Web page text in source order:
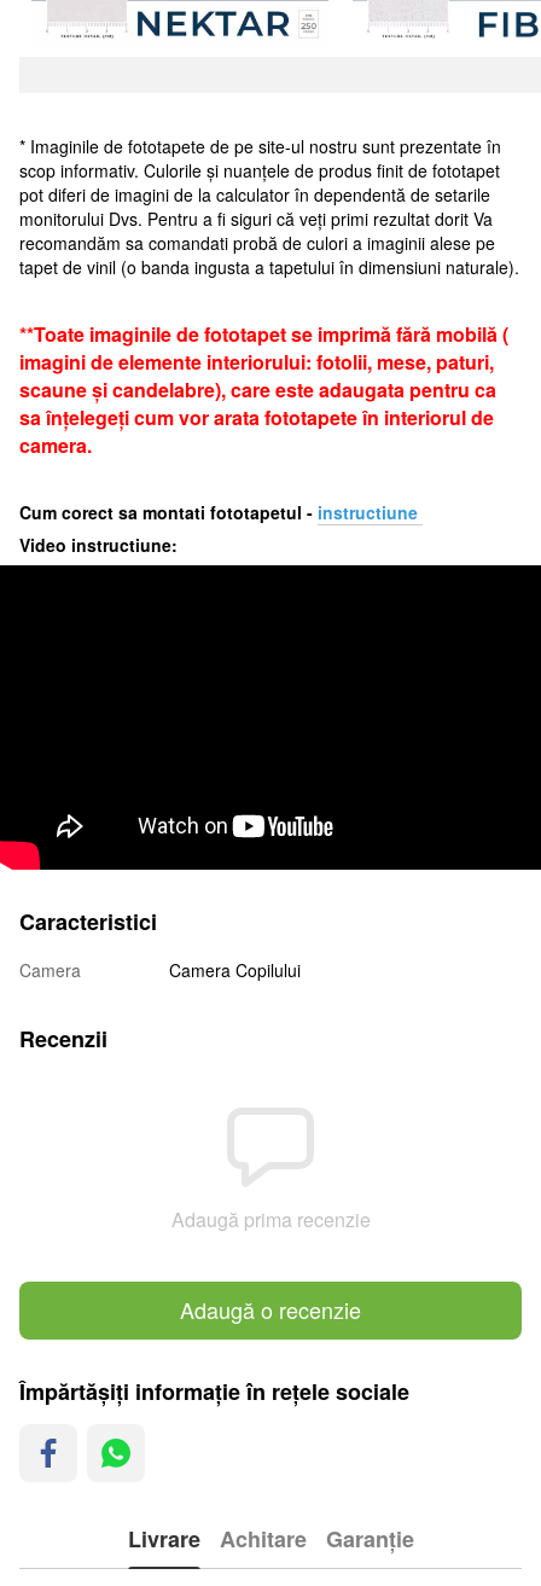
* Imaginile de fototapete de pe site-ul nostru sunt prezentate în
scop informativ. Culorile și nuanțele de produs finit de fototapet
pot diferi de imagini de la calculator în dependentă de setarile
monitorului Dvs. Pentru a fi siguri că veți primi rezultat dorit Va
recomandăm sa comandati probă de culori a imaginii alese pe
tapet de vinil (o banda ingusta a tapetului în dimensiuni naturale).
**Toate imaginile de fototapet se imprimă fără mobilă (
imagini de elemente interiorului: fotolii, mese, paturi,
scaune și candelabre), care este adaugata pentru ca
sa înțelegeți cum vor arata fototapete în interiorul de
camera.
Cum corect sa montati fototapetul - instructiune
Video instructiune:
Caracteristici
Camera Camera Copilului
Recenzii
Adaugă prima recenzie
Adaugă o recenzie
Împărtășiți informație în rețele sociale
Livrare Achitare Garanție